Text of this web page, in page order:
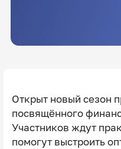
Открыт новый сезон
посвящённого
Участников ждут
помогут выстроить